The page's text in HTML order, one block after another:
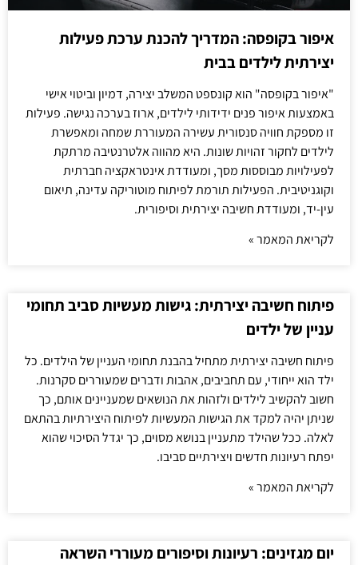
איפור בקופסה: המדריך להכנת ערכת פעילות
יצירתית לילדים בבית
"איפור בקופסה" הוא קונספט המשלב יצירה, דמיון וביטוי אישי
באמצעות איפור פנים ידידותי לילדים, ארוז בערכה נגישה. פעילות
זו מספקת חוויה סנסורית עשירה המעוררת שמחה ומאפשרת
לילדים לחקור זהויות שונות. היא מהווה אלטרנטיבה מרתקת
לפעילויות מבוססות מסך, ומעודדת אינטראקציה חברתית
וקוגניטיבית. הפעילות תורמת לפיתוח מוטוריקה עדינה, תיאום
עין-יד, ומעודדת חשיבה יצירתית וסיפורית.
לקריאת המאמר »
פיתוח חשיבה יצירתית: גישות מעשיות סביב תחומי
עניין של ילדים
פיתוח חשיבה יצירתית מתחיל בהבנת תחומי העניין של הילדים. כל
ילד הוא ייחודי, עם תחביבים, אהבות ודברים שמעוררים סקרנות.
חשוב להקשיב לילדים ולזהות את הנושאים שמעניינים אותם, כך
שניתן יהיה למקד את הגישות המעשיות לפיתוח היצירתיות בהתאם
לאלה. ככל שהילד מתעניין בנושא מסוים, כך יגדל הסיכוי שהוא
יפתח רעיונות חדשים ויצירתיים סביבו.
לקריאת המאמר »
יום מגזינים: רעיונות וסיפורים מעוררי השראה